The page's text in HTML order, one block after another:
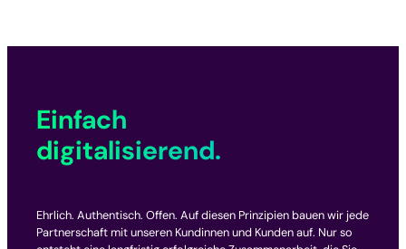
Einfach
digitalisierend.
Ehrlich. Authentisch. Offen. Auf diesen Prinzipien bauen wir jede
Partnerschaft mit unseren Kundinnen und Kunden auf. Nur so